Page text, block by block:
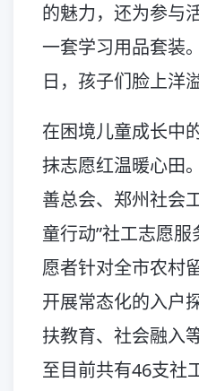
的魅力，还为参与
一套学习用品套装
日，孩子们脸上洋
在困境儿童成长中
抹志愿红温暖心田
善总会、郑州社会
童行动”社工志愿
愿者针对全市农村
开展常态化的入户
扶教育、社会融入
至目前共有46支社